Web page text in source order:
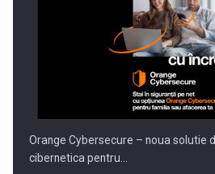
PUTTING ROMANIAN CORPORATE
INTERNATIONAL BUSINESS SCENE
Orange Cybersecure – noua solutie
cibernetica pentru…